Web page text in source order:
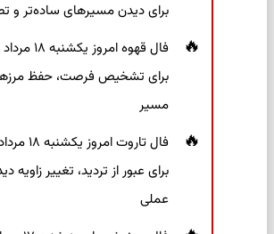
برای دیدن مسیرهای ساده‌تر و
برای تشخیص فرصت، حفظ
مسیر
برای عبور از تردید، تغییر زاویه
عملی